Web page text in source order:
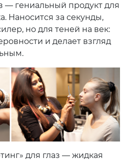
— гениальный продукт для
Наносится за секунды,
но для теней на век:
и делает взгляд
для глаз — жидкая